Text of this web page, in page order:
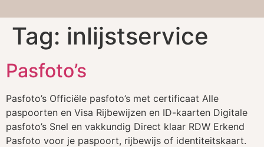
Tag: inlijstservice
Pasfoto’s
Pasfoto’s Officiële pasfoto’s met certificaat Alle
paspoorten en Visa Rijbewijzen en ID-kaarten Digitale
pasfoto’s Snel en vakkundig Direct klaar RDW Erkend
Pasfoto voor je paspoort, rijbewijs of identiteitskaart.